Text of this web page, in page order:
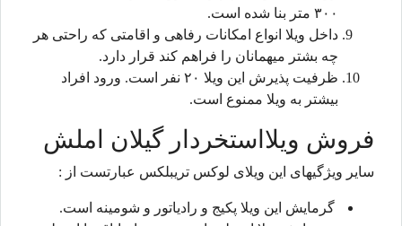
۳۰۰ متر بنا شده است.
داخل ویلا انواع امکانات رفاهی و اقامتی که راحتی هر
چه بشتر میهمانان را فراهم کند قرار دارد.
ظرفیت پذیرش این ویلا ۲۰ نفر است. ورود افراد
بیشتر به ویلا ممنوع است.
فروش ویلااستخردار گیلان املش
سایر ویژگیهای این ویلای لوکس تریبلکس عبارتست از :
گرمایش این ویلا پکیج و رادیاتور و شومینه است.